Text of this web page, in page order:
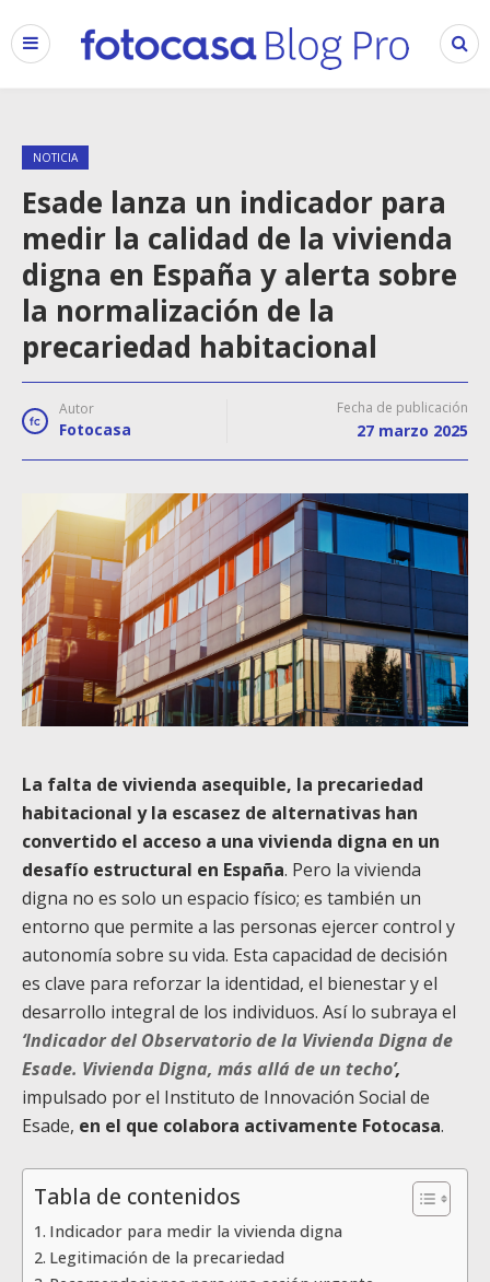
NOTICIA
Esade lanza un indicador para
medir la calidad de la vivienda
digna en España y alerta sobre
la normalización de la
precariedad habitacional
Autor
Fotocasa
Fecha de publicación
27 marzo 2025
La falta de vivienda asequible, la precariedad
habitacional y la escasez de alternativas han
convertido el acceso a una vivienda digna en un
desafío estructural en España. Pero la vivienda
digna no es solo un espacio físico; es también un
entorno que permite a las personas ejercer control y
autonomía sobre su vida. Esta capacidad de decisión
es clave para reforzar la identidad, el bienestar y el
desarrollo integral de los individuos. Así lo subraya el
‘Indicador del Observatorio de la Vivienda Digna de
Esade. Vivienda Digna, más allá de un techo’,
impulsado por el Instituto de Innovación Social de
Esade, en el que colabora activamente Fotocasa.
Tabla de contenidos
Indicador para medir la vivienda digna
Legitimación de la precariedad